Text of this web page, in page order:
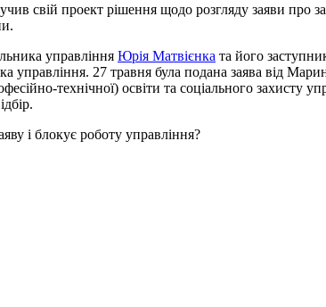
свій проект рішення щодо розгляду заяви про
управління Юрія Матвієнка та його
управління. 27 травня була подана заява від
технічної) освіти та соціального захисту
і блокує роботу управління?